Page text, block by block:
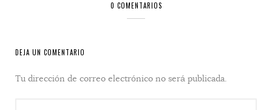
0 COMENTARIOS
DEJA UN COMENTARIO
Tu dirección de correo electrónico no será publicada.